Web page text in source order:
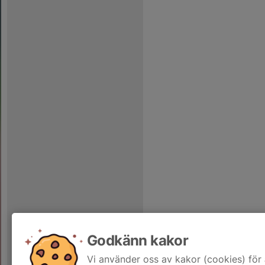
Godkänn kakor
Vi använder oss av kakor (cookies)